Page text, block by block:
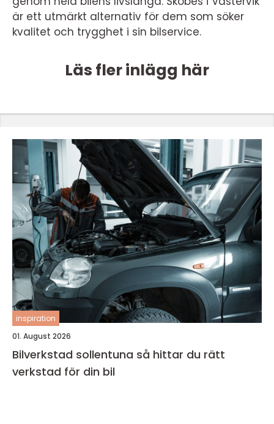
är ett utmärkt alternativ för dem som söker
kvalitet och trygghet i sin bilservice.
Läs fler inlägg här
inspiration
01. August 2026
Bilverkstad sollentuna så hittar du rätt
verkstad för din bil